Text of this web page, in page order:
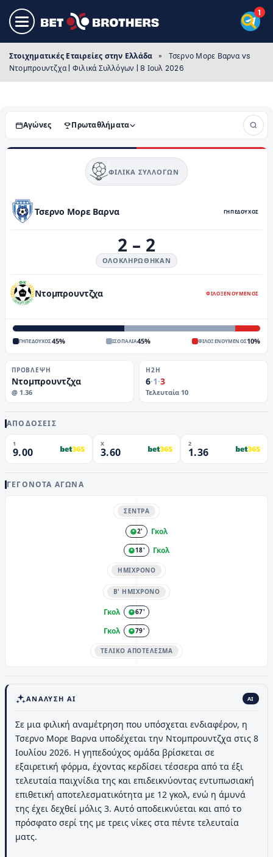
Στοιχηματικές Εταιρείες στην Ελλάδα »
Τσερνο Μορε Βαρνα vs
Ντομπρουντζχα | Φιλικά Συλλόγων | 8 Ιουλ 2026
Αγώνες Πρωταθλήματα
ΦΙΛΙΚΆ ΣΥΛΛΌΓΩΝ
Τσερνο Μορε Βαρνα ΓΗΠΕΔΟΥΧΟΣ
2 – 2
ΟΛΟΚΛΗΡΏΘΗΚΑΝ
Ντομπρουντζχα ΦΙΛΟΞΕΝΟΥΜΕΝΟΣ
ΓΗΠΕΔΟΥΧΟΣ45% ΙΣΟΠΑΛΙΑ45% ΦΙΛΟΞΕΝΟΥΜΕΝΟΣ10%
ΠΡΌΒΛΕΨΗ
Ντομπρουντζχα
@ 1.36
H2H
6·1·3
Τελευταία 10
ΑΠΟΔΟΣΕΙΣ
1
9.00
X
3.60
2
1.36
ΓΕΓΟΝΌΤΑ ΑΓΏΝΑ
ΣΈΝΤΡΑ
2' Γκολ
18' Γκολ
ΗΜΊΧΡΟΝΟ
Β' ΗΜΊΧΡΟΝΟ
Γκολ 67'
Γκολ 79'
ΤΕΛΙΚΌ ΑΠΟΤΈΛΕΣΜΑ
ΑΝΆΛΥΣΗ AI AI
Σε μια φιλική αναμέτρηση που υπόσχεται ενδιαφέρον, η
Τσερνο Μορε Βαρνα υποδέχεται την Ντομπρουντζχα στις 8
Ιουλίου 2026. Η γηπεδούχος ομάδα βρίσκεται σε
εξαιρετική φόρμα, έχοντας κερδίσει τέσσερα από τα έξι
τελευταία παιχνίδια της και επιδεικνύοντας εντυπωσιακή
επιθετική αποτελεσματικότητα με 12 γκολ, ενώ η άμυνά
της έχει δεχθεί μόλις 3. Αυτό αποδεικνύεται και από το
πρόσφατο σερί της με τρεις νίκες στα πέντε τελευταία
ματς.